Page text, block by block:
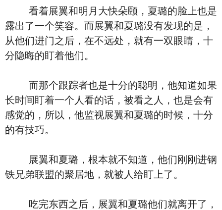
看着展翼和明月大快朵颐，夏璐的脸上也是
露出了一个笑容。而展翼和夏璐没有发现的是，
从他们进门之后，在不远处，就有一双眼睛，十
分隐晦的盯着他们。
而那个跟踪者也是十分的聪明，他知道如果
长时间盯着一个人看的话，被看之人，也是会有
感觉的，所以，他监视展翼和夏璐的时候，十分
的有技巧。
展翼和夏璐，根本就不知道，他们刚刚进钢
铁兄弟联盟的聚居地，就被人给盯上了。
吃完东西之后，展翼和夏璐他们就离开了，